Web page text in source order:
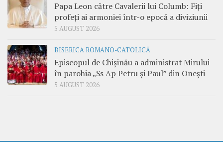
Papa Leon către Cavalerii lui Columb: Fiți
profeți ai armoniei într-o epocă a diviziunii
5 AUGUST 2026
BISERICA ROMANO-CATOLICĂ
Episcopul de Chișinău a administrat Mirului
în parohia „Ss Ap Petru și Paul” din Onești
5 AUGUST 2026